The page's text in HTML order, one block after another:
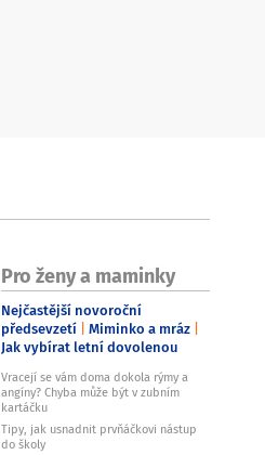
Pro ženy a maminky
Nejčastější novoroční
předsevzetí Miminko a mráz
Jak vybírat letní dovolenou
Vracejí se vám doma dokola rýmy a
angíny? Chyba může být v zubním
kartáčku
Tipy, jak usnadnit prvňáčkovi nástup
do školy